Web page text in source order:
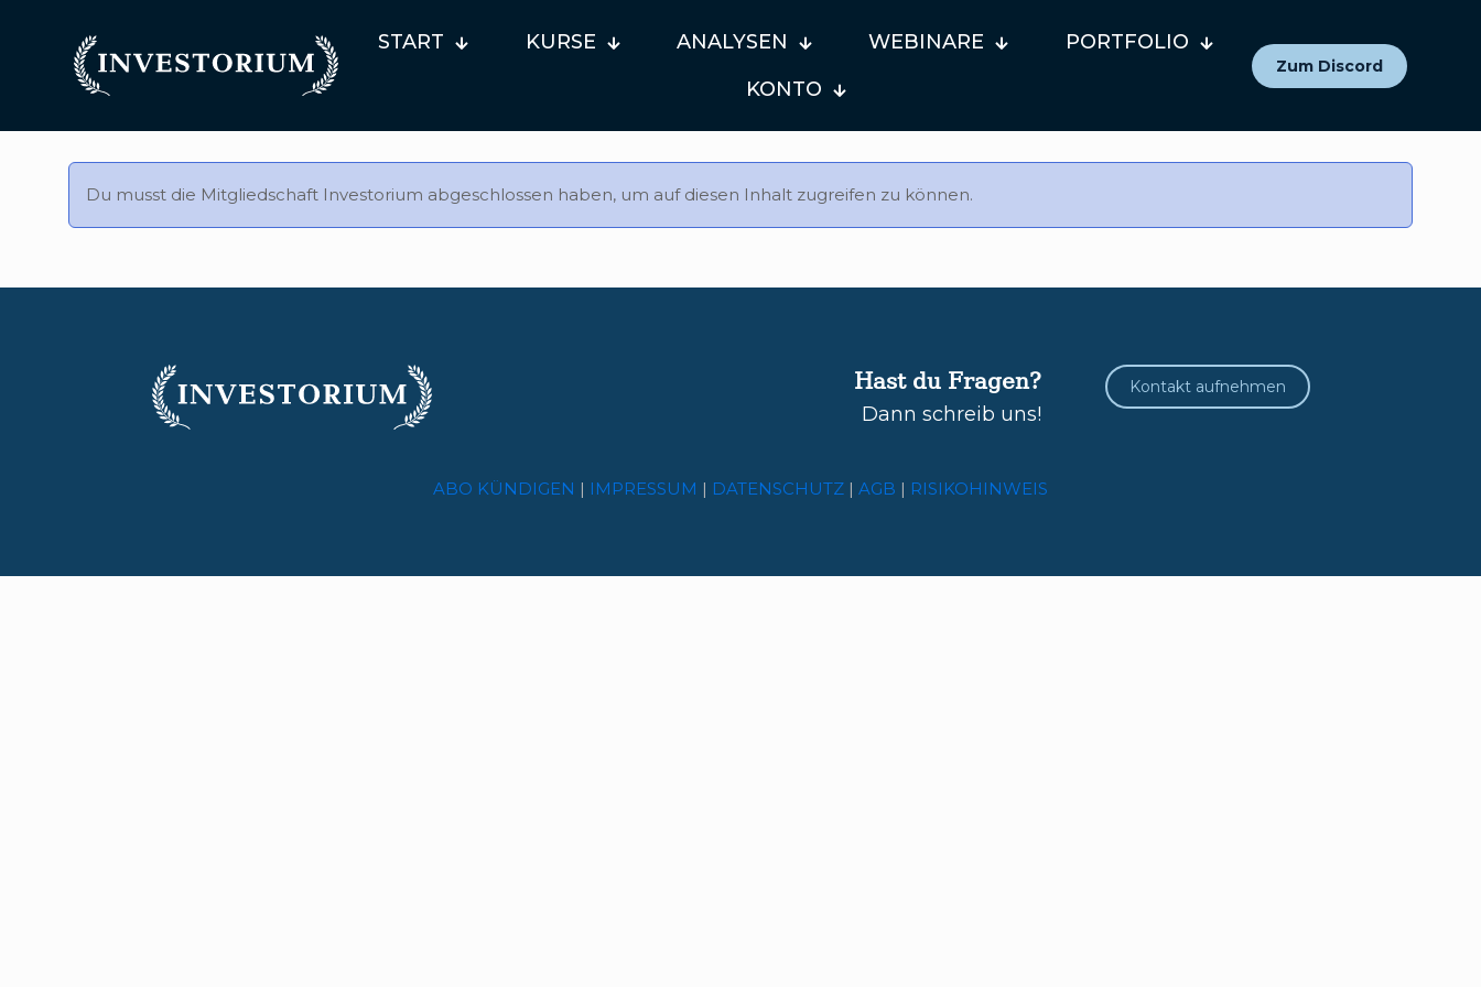
START KURSE ANALYSEN WEBINARE
PORTFOLIO
KONTO
Zum Discord
Du musst die Mitgliedschaft Investorium abgeschlossen haben, um auf diesen Inhalt zugreifen zu können.
Hast du Fragen?
Dann schreib uns!
Kontakt aufnehmen
ABO KÜNDIGEN | IMPRESSUM | DATENSCHUTZ | AGB | RISIKOHINWEIS